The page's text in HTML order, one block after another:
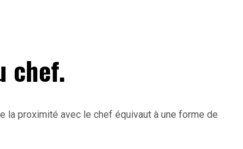
chef.
proximité avec le chef équivaut à une forme de